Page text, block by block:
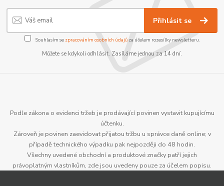
Přihlásit se
Souhlasím se zpracováním osobních údajůza účelem rozesílky newsletteru.
Můžete se kdykoli odhlásit. Zasíláme jednou za 14 dní.
Podle zákona o evidenci tržeb je prodávající povinen vystavit kupujícímu
účtenku.
Zároveň je povinen zaevidovat přijatou tržbu u správce daně online; v
případě technického výpadku pak nejpozději do 48 hodin.
Všechny uvedené obchodní a produktové značky patří jejich
právoplatným vlastníkům, zde jsou uvedeny pouze za účelem popisu.